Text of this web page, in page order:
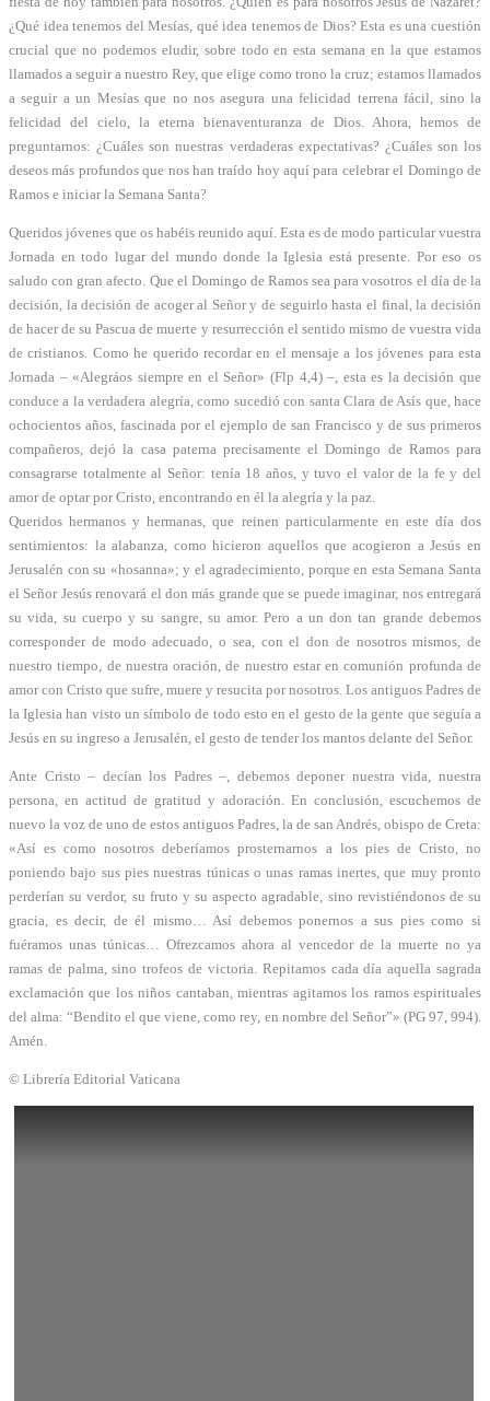
¿Qué idea tenemos del Mesías, qué idea tenemos de Dios? Esta es una cuestión
crucial que no podemos eludir, sobre todo en esta semana en la que estamos
llamados a seguir a nuestro Rey, que elige como trono la cruz; estamos llamados
a seguir a un Mesías que no nos asegura una felicidad terrena fácil, sino la
felicidad del cielo, la eterna bienaventuranza de Dios. Ahora, hemos de
preguntarnos: ¿Cuáles son nuestras verdaderas expectativas? ¿Cuáles son los
deseos más profundos que nos han traído hoy aquí para celebrar el Domingo de
Ramos e iniciar la Semana Santa?
Queridos jóvenes que os habéis reunido aquí. Esta es de modo particular vuestra
Jornada en todo lugar del mundo donde la Iglesia está presente. Por eso os
saludo con gran afecto. Que el Domingo de Ramos sea para vosotros el día de la
decisión, la decisión de acoger al Señor y de seguirlo hasta el final, la decisión
de hacer de su Pascua de muerte y resurrección el sentido mismo de vuestra vida
de cristianos. Como he querido recordar en el mensaje a los jóvenes para esta
Jornada – «Alegráos siempre en el Señor» (Flp 4,4) –, esta es la decisión que
conduce a la verdadera alegría, como sucedió con santa Clara de Asís que, hace
ochocientos años, fascinada por el ejemplo de san Francisco y de sus primeros
compañeros, dejó la casa paterna precisamente el Domingo de Ramos para
consagrarse totalmente al Señor: tenía 18 años, y tuvo el valor de la fe y del
amor de optar por Cristo, encontrando en él la alegría y la paz.
Queridos hermanos y hermanas, que reinen particularmente en este día dos
sentimientos: la alabanza, como hicieron aquellos que acogieron a Jesús en
Jerusalén con su «hosanna»; y el agradecimiento, porque en esta Semana Santa
el Señor Jesús renovará el don más grande que se puede imaginar, nos entregará
su vida, su cuerpo y su sangre, su amor. Pero a un don tan grande debemos
corresponder de modo adecuado, o sea, con el don de nosotros mismos, de
nuestro tiempo, de nuestra oración, de nuestro estar en comunión profunda de
amor con Cristo que sufre, muere y resucita por nosotros. Los antiguos Padres de
la Iglesia han visto un símbolo de todo esto en el gesto de la gente que seguía a
Jesús en su ingreso a Jerusalén, el gesto de tender los mantos delante del Señor.
Ante Cristo – decían los Padres –, debemos deponer nuestra vida, nuestra
persona, en actitud de gratitud y adoración. En conclusión, escuchemos de
nuevo la voz de uno de estos antiguos Padres, la de san Andrés, obispo de Creta:
«Así es como nosotros deberíamos prosternarnos a los pies de Cristo, no
poniendo bajo sus pies nuestras túnicas o unas ramas inertes, que muy pronto
perderían su verdor, su fruto y su aspecto agradable, sino revistiéndonos de su
gracia, es decir, de él mismo… Así debemos ponernos a sus pies como si
fuéramos unas túnicas… Ofrezcamos ahora al vencedor de la muerte no ya
ramas de palma, sino trofeos de victoria. Repitamos cada día aquella sagrada
exclamación que los niños cantaban, mientras agitamos los ramos espirituales
del alma: “Bendito el que viene, como rey, en nombre del Señor”» (PG 97, 994).
Amén.
© Librería Editorial Vaticana